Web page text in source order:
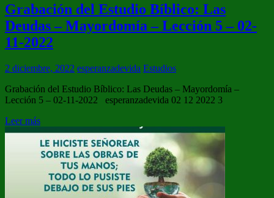
Grabación del Estudio Bíblico: Las
Deudas – Mayordomía – Lección 5 – 02-
11-2022
2 diciembre, 2022 esperanzadevida Estudios
Grabación del Estudio Bíblico: Las Deudas – Mayordomía –
Lección 5 – 02-11-2022 esperanzadevida 02 12 2022 3
Leer más